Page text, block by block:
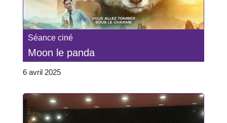
Séance ciné
Moon le panda
6 avril 2025